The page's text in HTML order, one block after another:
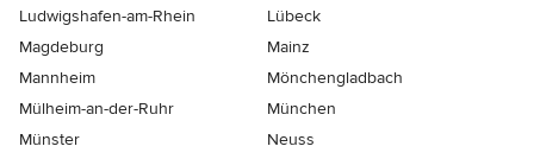
Ludwigshafen-am-Rhein
Lübeck
Magdeburg
Mainz
Mannheim
Mönchen­gladbach
Mülheim-an-der-Ruhr
München
Münster
Neuss